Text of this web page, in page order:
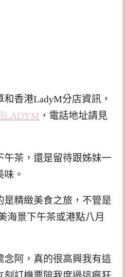
香港LadyM分店資訊，
LADYM ，電話地址請見
午茶，還是留待跟姊妹一
。
是精緻美食之旅，不管是
海景下午茶或港點八月
念阿，真的很高興我有這